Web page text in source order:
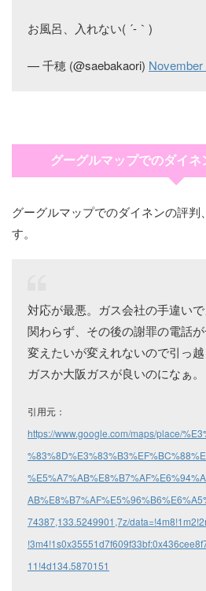
お風呂、入れない( ´-｀)
— 千穂 (@saebakaori) November
グーグルマップでのダイネ
グーグルマップでのダイネンの評判
す。
対応が最悪。ガス会社の手違い
関わらず、その後の謝罪の電話
変えたいが変えれないので引っ
ガスか大阪ガスが良いのになぁ。
引用元：
https://www.google.com/maps/place/
74387,133.5249901,7z/
11!4d134.5870151